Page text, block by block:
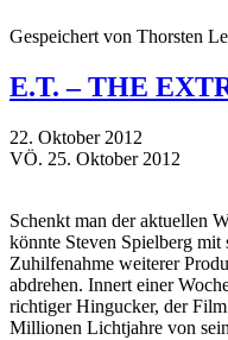
Gespeichert von Thorsten
E.T. – THE
22. Oktober 2012
VÖ. 25. Oktober 2012
Schenkt man der aktuellen
könnte Steven Spielberg mit
Zuhilfenahme weiterer
abdrehen. Innert einer
richtiger Hingucker, der
Millionen Lichtjahre von